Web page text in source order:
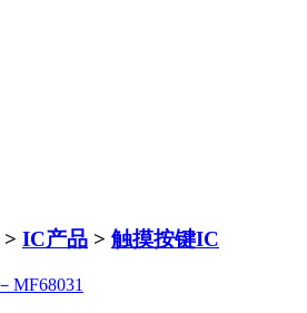
> IC产品 > 触摸按键IC